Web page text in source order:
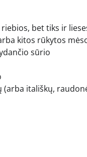
bet tiks ir
kitos rūkytos
sūrio
(arba itališkų,